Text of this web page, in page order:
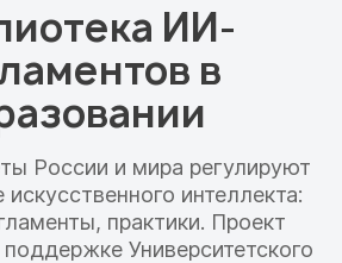
ИИ-
в
России и мира регулируют
искусственного интеллекта:
практики. Проект
Университетского